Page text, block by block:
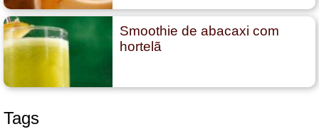
Smoothie de abacaxi com
hortelã
Tags